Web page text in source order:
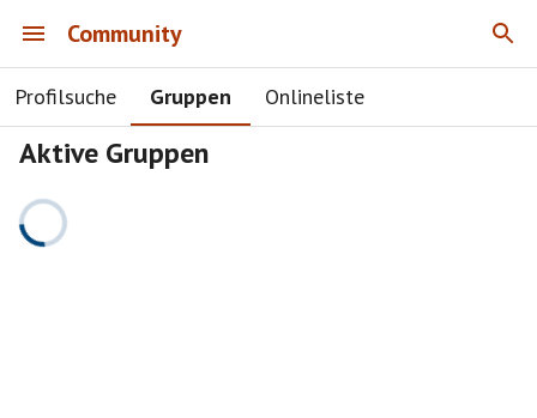
Community
Profilsuche Gruppen Onlineliste
Aktive Gruppen